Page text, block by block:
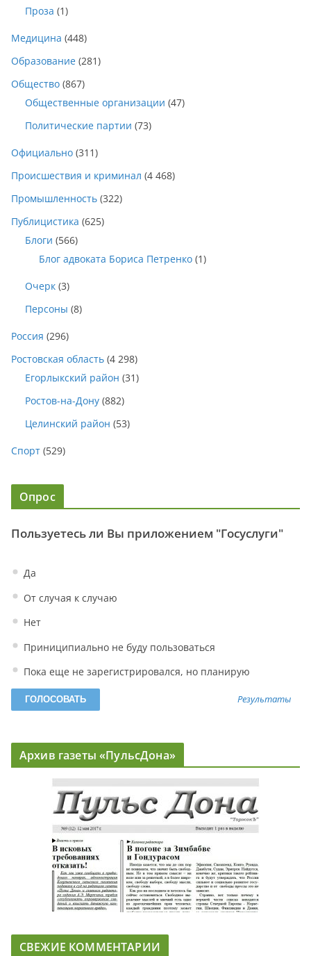
Проза (1)
Медицина (448)
Образование (281)
Общество (867)
Общественные организации (47)
Политические партии (73)
Официально (311)
Происшествия и криминал (4 468)
Промышленность (322)
Публицистика (625)
Блоги (566)
Блог адвоката Бориса Петренко (1)
Очерк (3)
Персоны (8)
Россия (296)
Ростовская область (4 298)
Егорлыкский район (31)
Ростов-на-Дону (882)
Целинский район (53)
Спорт (529)
Опрос
Пользуетесь ли Вы приложением "Госуслуги"
Да
От случая к случаю
Нет
Приниципиально не буду пользоваться
Пока еще не зарегистрировался, но планирую
Результаты
Архив газеты «ПульсДона»
СВЕЖИЕ КОММЕНТАРИИ